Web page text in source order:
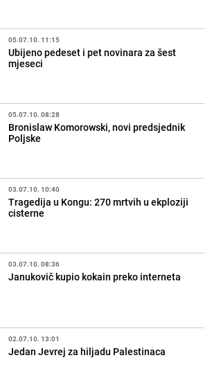
05.07.10. 11:15
Ubijeno pedeset i pet novinara za šest
mjeseci
05.07.10. 08:28
Bronislaw Komorowski, novi predsjednik
Poljske
03.07.10. 10:40
Tragedija u Kongu: 270 mrtvih u ekploziji
cisterne
03.07.10. 08:36
Janukovič kupio kokain preko interneta
02.07.10. 13:01
Jedan Jevrej za hiljadu Palestinaca